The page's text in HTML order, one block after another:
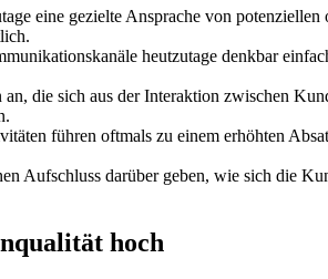
eine gezielte Ansprache von
heutzutage denkbar
die sich aus der Interaktion zwischen
führen oftmals zu einem erhöhten
Aufschluss darüber geben, wie sich die
hoch